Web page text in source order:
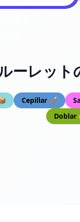
ーレット
Cepillar 🪥
Doblar